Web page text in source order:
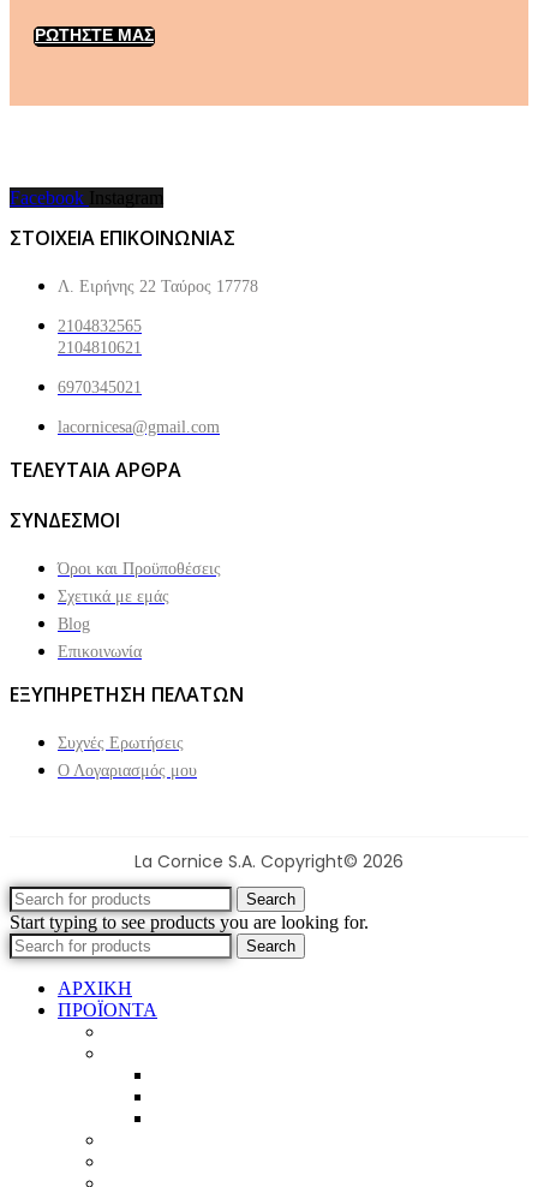
ΡΩΤΗΣΤΕ ΜΑΣ
Facebook Instagram
ΣΤΟΙΧΕΙΑ ΕΠΙΚΟΙΝΩΝΙΑΣ
Λ. Ειρήνης 22 Ταύρος 17778
2104832565
2104810621
6970345021
lacornicesa@gmail.com
ΤΕΛΕΥΤΑΙΑ ΑΡΘΡΑ
ΣΥΝΔΕΣΜΟΙ
Όροι και Προϋποθέσεις
Σχετικά με εμάς
Blog
Επικοινωνία
ΕΞΥΠΗΡΕΤΗΣΗ ΠΕΛΑΤΩΝ
Συχνές Ερωτήσεις
Ο Λογαριασμός μου
La Cornice S.A. Copyright© 2026
Search
Start typing to see products you are looking for.
Search
ΑΡΧΙΚΗ
ΠΡΟΪΟΝΤΑ